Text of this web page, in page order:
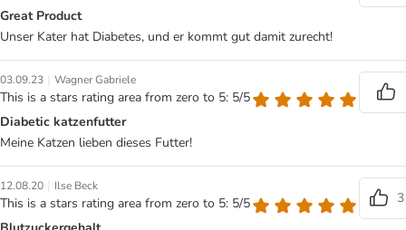
Great Product
Unser Kater hat Diabetes, und er kommt gut damit zurecht!
03.09.23 | Wagner Gabriele
This is a stars rating area from zero to 5: 5/5
Diabetic katzenfutter
Meine Katzen lieben dieses Futter!
12.08.20 | Ilse Beck
This is a stars rating area from zero to 5: 5/5
3